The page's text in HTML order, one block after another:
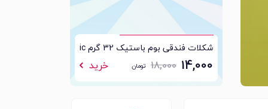
شکلات فندقی بوم باستیک 32 گرم Boom bastic
14,000
18,000 تومان خرید